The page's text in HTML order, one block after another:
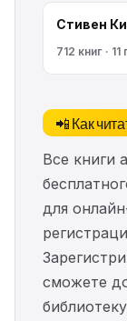
Стивен
712 книг ·
📲 Как
Все книги
для
сможете